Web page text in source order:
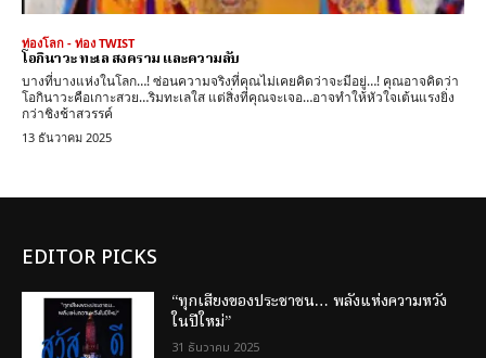
ท่องโลก - ท่อง TWIST
โอกินาวะ ทะเล สงคราม และความลับ
บางที่บางแห่งในโลก…! ซ่อนความจริงที่คุณไม่เคยคิดว่าจะมีอยู่…! คุณอาจคิดว่า
โอกินาวะคือเกาะสวย…ริมทะเลใส แต่สิ่งที่คุณจะเจอ…อาจทำให้หัวใจเต้นแรงยิ่ง
กว่าชิงช้าสวรรค์
13 ธันวาคม 2025
EDITOR PICKS
“ทุกเสียงของประชาชน… พลังแห่งความหวัง
ในปีใหม่”
31 ธันวาคม 2025